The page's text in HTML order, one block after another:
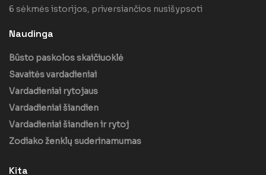
6 sėkmės istorijos, priversiančios nusišypsoti
Naudinga
Būsto paskolos skaičiuoklė
Savaitės vardadieniai
Vardadieniai rytojaus
Vardadieniai šiandien
Vardadieniai šiandien ir rytoj
Zodiako ženklų suderinamumas
Kita